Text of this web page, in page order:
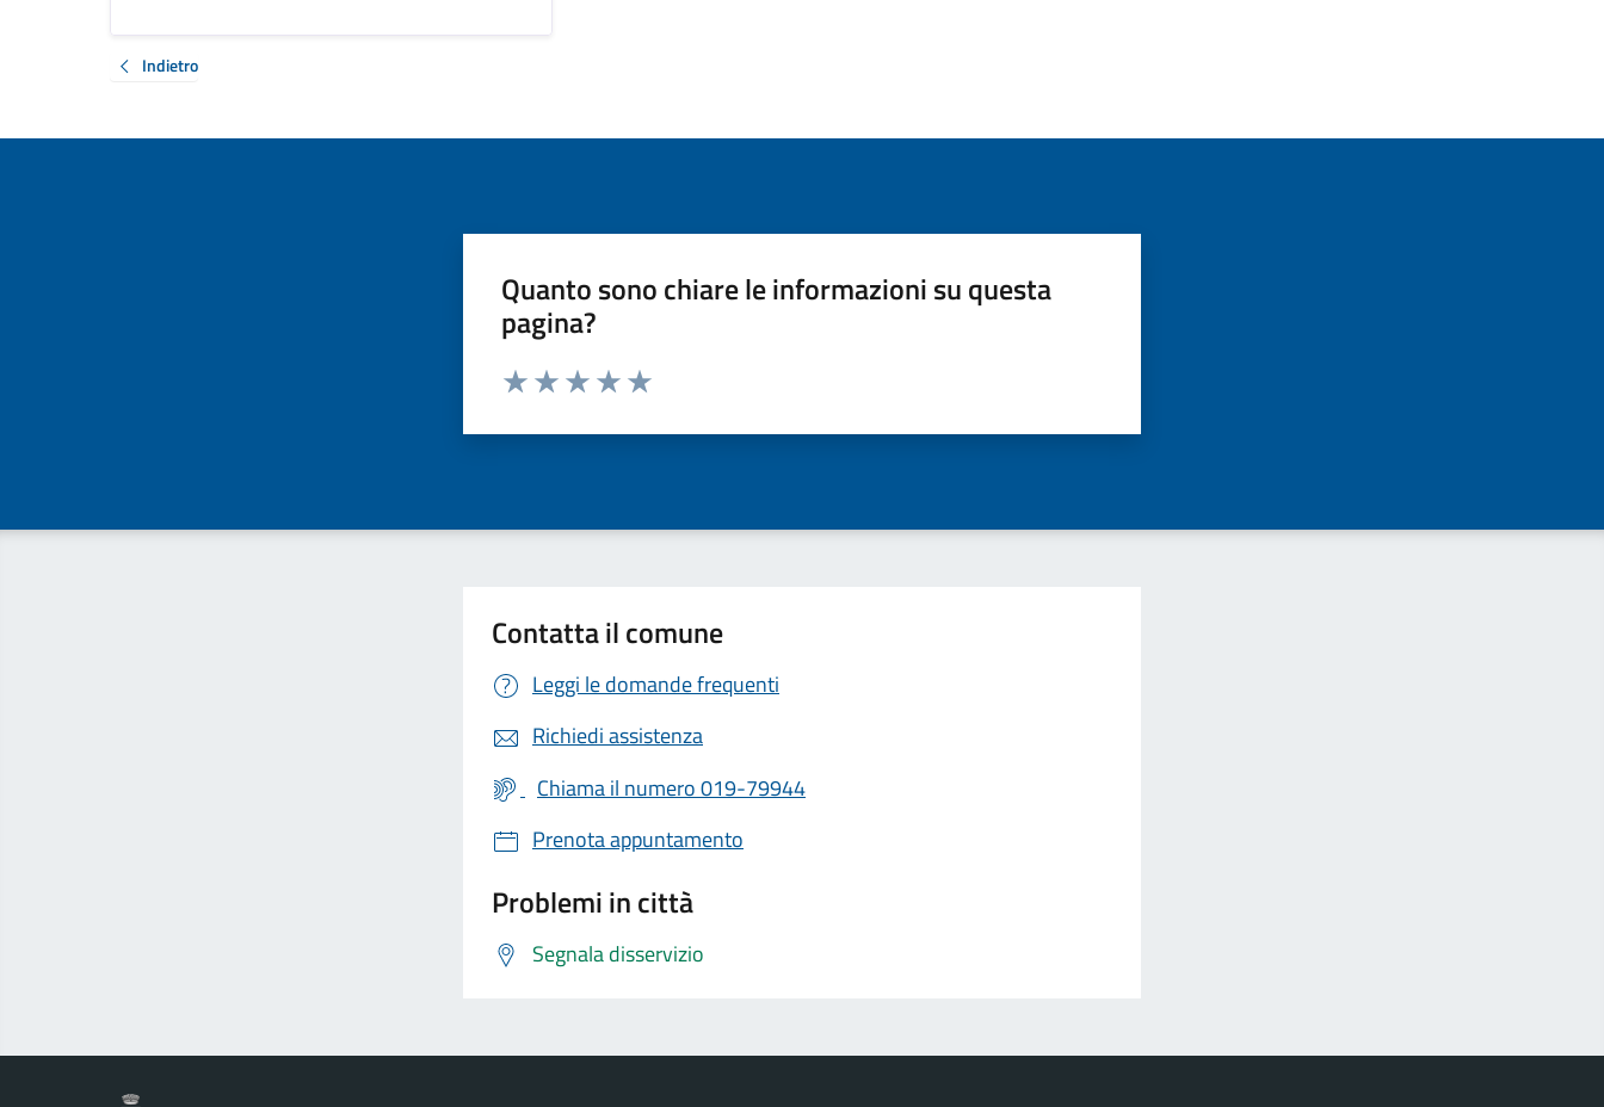
Indietro
Quanto sono chiare le informazioni su questa
pagina?
Valuta da 1 a 5 stelle la pagina
Contatta il comune
Leggi le domande frequenti
Richiedi assistenza
Chiama il numero 019-79944
Prenota appuntamento
Problemi in città
Segnala disservizio